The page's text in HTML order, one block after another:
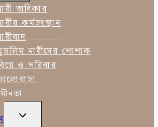
MENUঅধিকার
কর্মসংস্থান
নারীদের পোশাক
ও পরিবার
TOGGLE